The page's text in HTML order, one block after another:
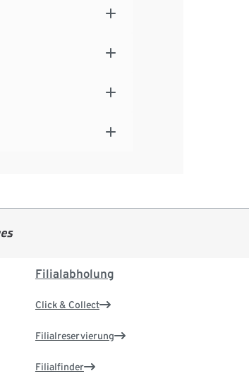
Filialabholung
Click & Collect
Filialreservierung
Filialfinder